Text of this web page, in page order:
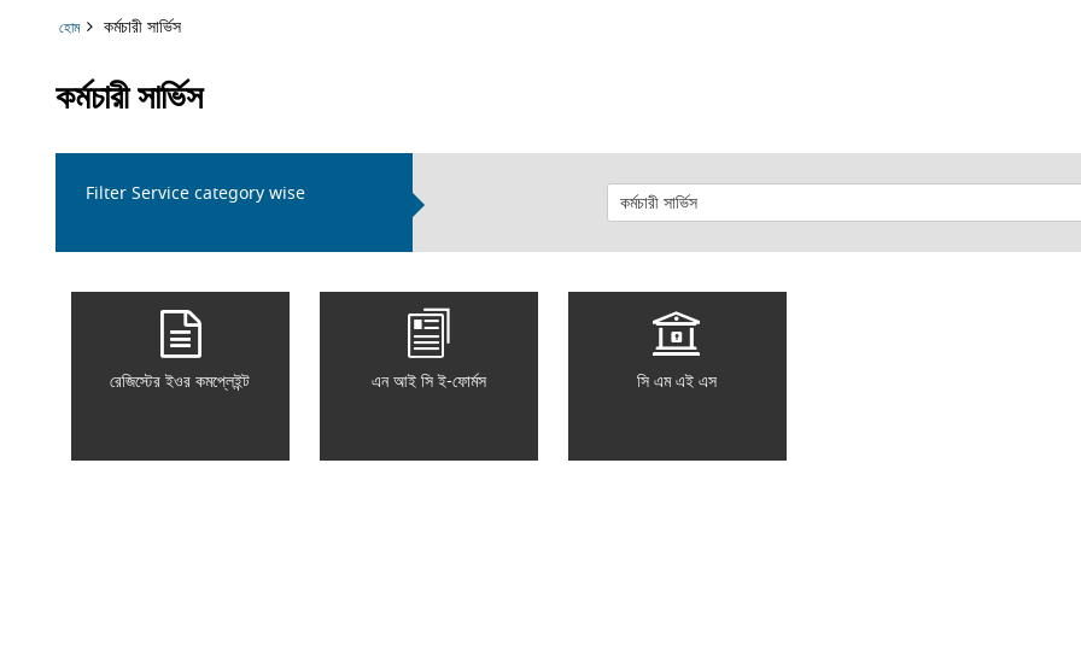
হোম কর্মচারী সার্ভিস
কর্মচারী সার্ভিস
Filter Service category wise
রেজিস্টের ইওর কমপ্লেইন্ট এন আই সি ই-ফোর্মস সি এম এই এস